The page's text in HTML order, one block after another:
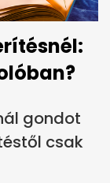
gondot
csak